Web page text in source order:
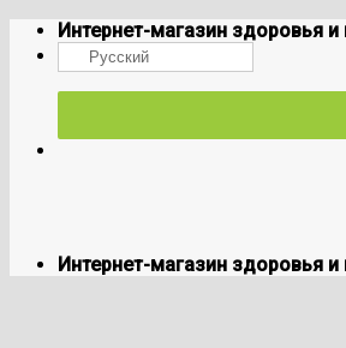
Skip
content
Интернет-магазин здоровья
Русский
Интернет-магазин здоровья